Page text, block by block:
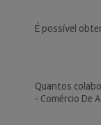
É possível
Quantos
- Comércio De